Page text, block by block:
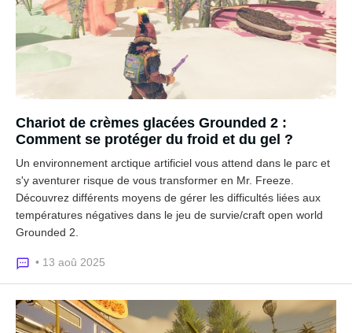
Chariot de crèmes glacées Grounded 2 :
Comment se protéger du froid et du gel ?
Un environnement arctique artificiel vous attend dans le parc et
s'y aventurer risque de vous transformer en Mr. Freeze.
Découvrez différents moyens de gérer les difficultés liées aux
températures négatives dans le jeu de survie/craft open world
Grounded 2.
• 13 aoû 2025